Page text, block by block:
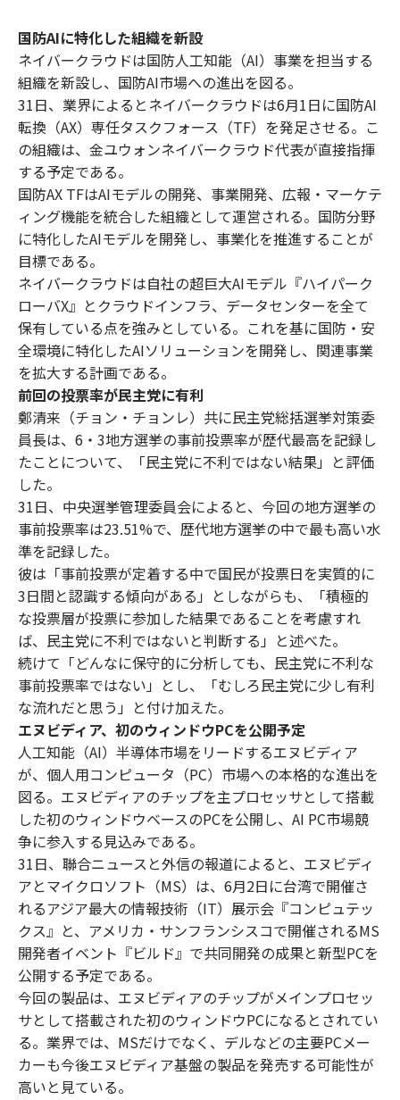
国防AIに特化した組織を新設
ネイバークラウドは国防人工知能（AI）事業を担当する
組織を新設し、国防AI市場への進出を図る。
31日、業界によるとネイバークラウドは6月1日に国防AI
転換（AX）専任タスクフォース（TF）を発足させる。こ
の組織は、金ユウォンネイバークラウド代表が直接指揮
する予定である。
国防AX TFはAIモデルの開発、事業開発、広報・マーケテ
ィング機能を統合した組織として運営される。国防分野
に特化したAIモデルを開発し、事業化を推進することが
目標である。
ネイバークラウドは自社の超巨大AIモデル『ハイパーク
ローバX』とクラウドインフラ、データセンターを全て
保有している点を強みとしている。これを基に国防・安
全環境に特化したAIソリューションを開発し、関連事業
を拡大する計画である。
前回の投票率が民主党に有利
鄭清来（チョン・チョンレ）共に民主党総括選挙対策委
員長は、6・3地方選挙の事前投票率が歴代最高を記録し
たことについて、「民主党に不利ではない結果」と評価
した。
31日、中央選挙管理委員会によると、今回の地方選挙の
事前投票率は23.51%で、歴代地方選挙の中で最も高い水
準を記録した。
彼は「事前投票が定着する中で国民が投票日を実質的に
3日間と認識する傾向がある」としながらも、「積極的
な投票層が投票に参加した結果であることを考慮すれ
ば、民主党に不利ではないと判断する」と述べた。
続けて「どんなに保守的に分析しても、民主党に不利な
事前投票率ではない」とし、「むしろ民主党に少し有利
な流れだと思う」と付け加えた。
エヌビディア、初のウィンドウPCを公開予定
人工知能（AI）半導体市場をリードするエヌビディア
が、個人用コンピュータ（PC）市場への本格的な進出を
図る。エヌビディアのチップを主プロセッサとして搭載
した初のウィンドウベースのPCを公開し、AI PC市場競
争に参入する見込みである。
31日、聯合ニュースと外信の報道によると、エヌビディ
アとマイクロソフト（MS）は、6月2日に台湾で開催さ
れるアジア最大の情報技術（IT）展示会『コンピュテッ
クス』と、アメリカ・サンフランシスコで開催されるMS
開発者イベント『ビルド』で共同開発の成果と新型PCを
公開する予定である。
今回の製品は、エヌビディアのチップがメインプロセッ
サとして搭載された初のウィンドウPCになるとされてい
る。業界では、MSだけでなく、デルなどの主要PCメー
カーも今後エヌビディア基盤の製品を発売する可能性が
高いと見ている。